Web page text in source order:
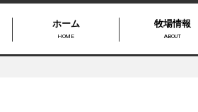
ホーム
HOME
牧場情報
ABOUT